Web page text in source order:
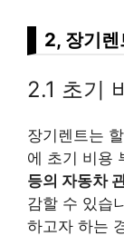
2, 장기
2.1 초기
장기렌트는
에 초기 비용
등의 자동차
감할 수 있습
하고자 하는